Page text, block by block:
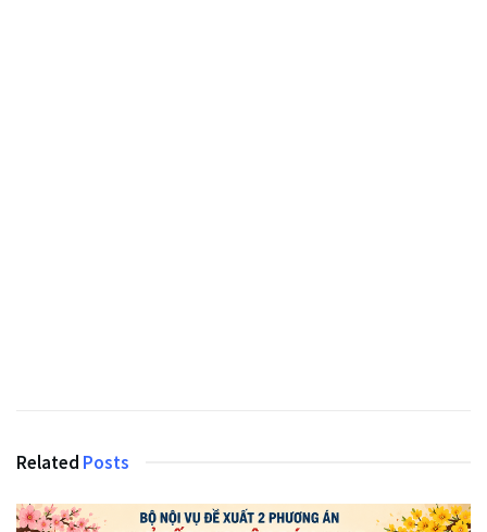
Related Posts